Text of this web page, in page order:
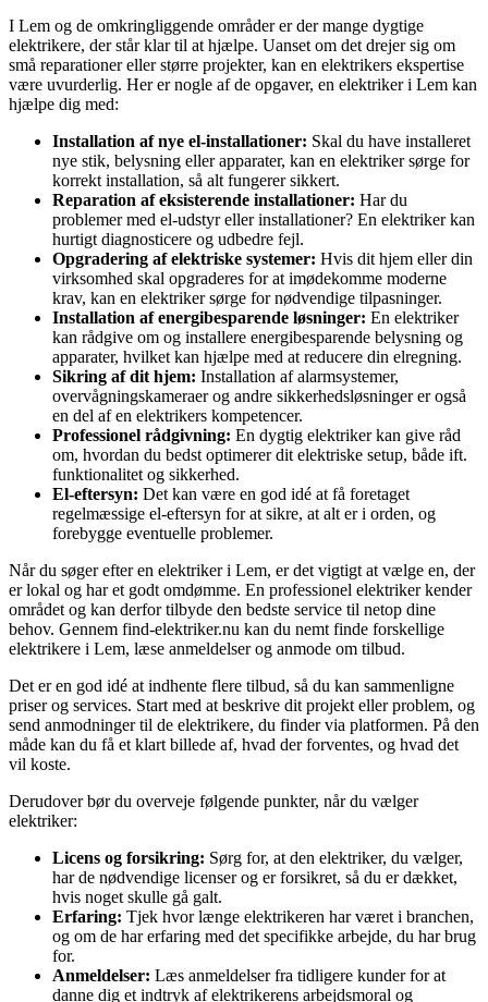
I Lem og de omkringliggende områder er der mange dygtige
elektrikere, der står klar til at hjælpe. Uanset om det drejer sig om
små reparationer eller større projekter, kan en elektrikers ekspertise
være uvurderlig. Her er nogle af de opgaver, en elektriker i Lem kan
hjælpe dig med:
Installation af nye el-installationer: Skal du have installeret
nye stik, belysning eller apparater, kan en elektriker sørge for
korrekt installation, så alt fungerer sikkert.
Reparation af eksisterende installationer: Har du
problemer med el-udstyr eller installationer? En elektriker kan
hurtigt diagnosticere og udbedre fejl.
Opgradering af elektriske systemer: Hvis dit hjem eller din
virksomhed skal opgraderes for at imødekomme moderne
krav, kan en elektriker sørge for nødvendige tilpasninger.
Installation af energibesparende løsninger: En elektriker
kan rådgive om og installere energibesparende belysning og
apparater, hvilket kan hjælpe med at reducere din elregning.
Sikring af dit hjem: Installation af alarmsystemer,
overvågningskameraer og andre sikkerhedsløsninger er også
en del af en elektrikers kompetencer.
Professionel rådgivning: En dygtig elektriker kan give råd
om, hvordan du bedst optimerer dit elektriske setup, både ift.
funktionalitet og sikkerhed.
El-eftersyn: Det kan være en god idé at få foretaget
regelmæssige el-eftersyn for at sikre, at alt er i orden, og
forebygge eventuelle problemer.
Når du søger efter en elektriker i Lem, er det vigtigt at vælge en, der
er lokal og har et godt omdømme. En professionel elektriker kender
området og kan derfor tilbyde den bedste service til netop dine
behov. Gennem find-elektriker.nu kan du nemt finde forskellige
elektrikere i Lem, læse anmeldelser og anmode om tilbud.
Det er en god idé at indhente flere tilbud, så du kan sammenligne
priser og services. Start med at beskrive dit projekt eller problem, og
send anmodninger til de elektrikere, du finder via platformen. På den
måde kan du få et klart billede af, hvad der forventes, og hvad det
vil koste.
Derudover bør du overveje følgende punkter, når du vælger
elektriker:
Licens og forsikring: Sørg for, at den elektriker, du vælger,
har de nødvendige licenser og er forsikret, så du er dækket,
hvis noget skulle gå galt.
Erfaring: Tjek hvor længe elektrikeren har været i branchen,
og om de har erfaring med det specifikke arbejde, du har brug
for.
Anmeldelser: Læs anmeldelser fra tidligere kunder for at
danne dig et indtryk af elektrikerens arbejdsmoral og